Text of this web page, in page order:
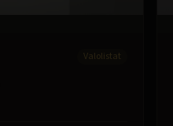
Valolistat